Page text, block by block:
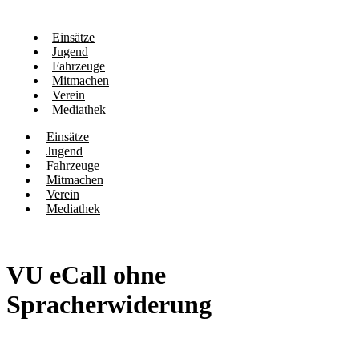
Einsätze
Jugend
Fahrzeuge
Mitmachen
Verein
Mediathek
Einsätze
Jugend
Fahrzeuge
Mitmachen
Verein
Mediathek
VU eCall ohne
Spracherwiderung